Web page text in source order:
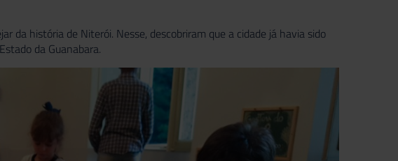
da história de Niterói. Nesse, descobriram que a cidade já havia sido
da Guanabara.